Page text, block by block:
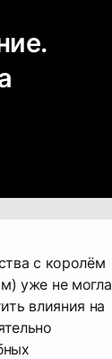
с королём
уже не могла
влияния на